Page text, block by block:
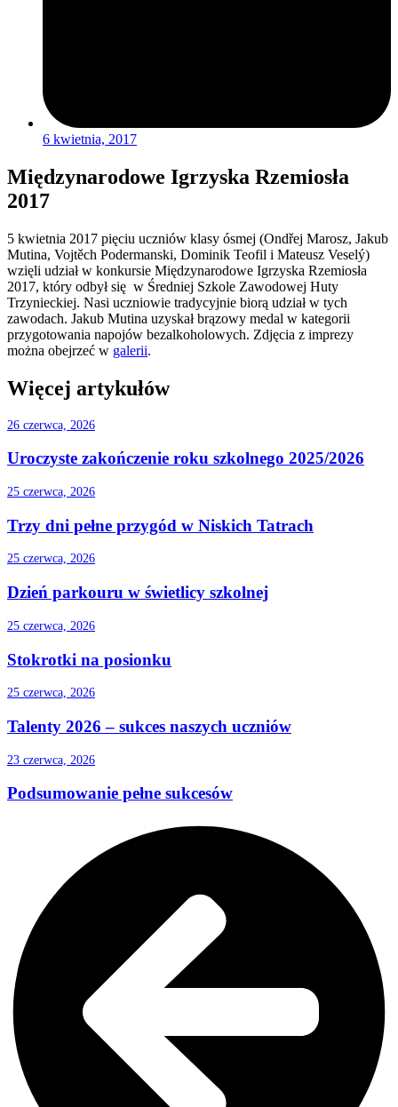
6 kwietnia, 2017
Międzynarodowe Igrzyska Rzemiosła
2017
5 kwietnia 2017 pięciu uczniów klasy ósmej (Ondřej Marosz, Jakub
Mutina, Vojtěch Podermanski, Dominik Teofil i Mateusz Veselý)
wzięli udział w konkursie Międzynarodowe Igrzyska Rzemiosła
2017, który odbył się w Średniej Szkole Zawodowej Huty
Trzynieckiej. Nasi uczniowie tradycyjnie biorą udział w tych
zawodach. Jakub Mutina uzyskał brązowy medal w kategorii
przygotowania napojów bezalkoholowych. Zdjęcia z imprezy
można obejrzeć w galerii.
Więcej artykułów
26 czerwca, 2026
Uroczyste zakończenie roku szkolnego 2025/2026
25 czerwca, 2026
Trzy dni pełne przygód w Niskich Tatrach
25 czerwca, 2026
Dzień parkouru w świetlicy szkolnej
25 czerwca, 2026
Stokrotki na posionku
25 czerwca, 2026
Talenty 2026 – sukces naszych uczniów
23 czerwca, 2026
Podsumowanie pełne sukcesów